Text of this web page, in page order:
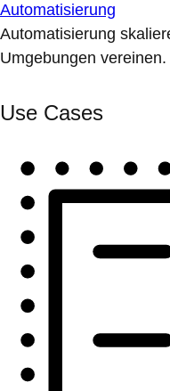
Automatisierung
Automatisierung
Umgebungen vereinen.
Use Cases